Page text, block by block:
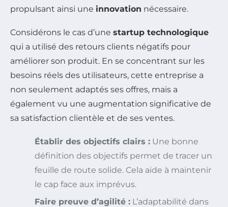
propulsant ainsi une innovation nécessaire.
Considérons le cas d’une startup technologique
qui a utilisé des retours clients négatifs pour
améliorer son produit. En se concentrant sur les
besoins réels des utilisateurs, cette entreprise a
non seulement adaptés ses offres, mais a
également vu une augmentation significative de
sa satisfaction clientèle et de ses ventes.
Établir des objectifs clairs : Une bonne
définition des objectifs permet de tracer un
feuille de route solide. Cela aide à maintenir
le cap face aux imprévus.
Faire preuve d’agilité : L’adaptabilité dans